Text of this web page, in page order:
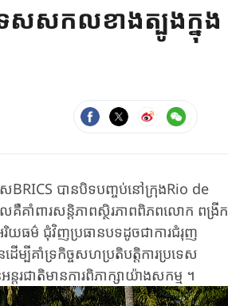
េសសកលខាងត្បូងក្នុង
BRICS បានបិទបញ្ចប់នៅក្រុងRio de
គាំពារ​សន្តិភាពស្ថិរភាពពិភពលោក ពង្រីក
រិយធម៌ ជុំវិញប្រធានបទដូចជាការជំរុញ
ម្បីគាំទ្រកិច្ចសហប្រតិបតិ្តការប្រទេស
ជាតិមានការពិភាក្សាយ៉ាងសកម្ម ។